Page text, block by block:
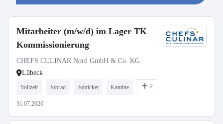
Mitarbeiter (m/w/d) im Lager TK
Kommissionierung
CHEFS CULINAR Nord GmbH & Co. KG
Lübeck
Vollzeit Jobrad Jobticket Kantine 2
31.07.2026